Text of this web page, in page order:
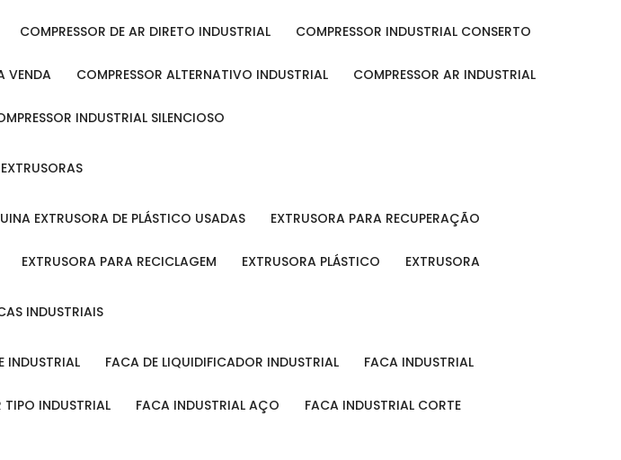
COMPRESSOR DE AR DIRETO INDUSTRIAL COMPRESSOR INDUSTRIAL CONSERTO
VENDA COMPRESSOR ALTERNATIVO INDUSTRIAL COMPRESSOR AR INDUSTRIAL
INDUSTRIAL SILENCIOSO
EXTRUSORAS
EXTRUSORA DE PLÁSTICO USADAS EXTRUSORA PARA RECUPERAÇÃO
EXTRUSORA PARA RECICLAGEM EXTRUSORA PLÁSTICO EXTRUSORA
INDUSTRIAIS
INDUSTRIAL FACA DE LIQUIDIFICADOR INDUSTRIAL FACA INDUSTRIAL
TIPO INDUSTRIAL FACA INDUSTRIAL AÇO FACA INDUSTRIAL CORTE